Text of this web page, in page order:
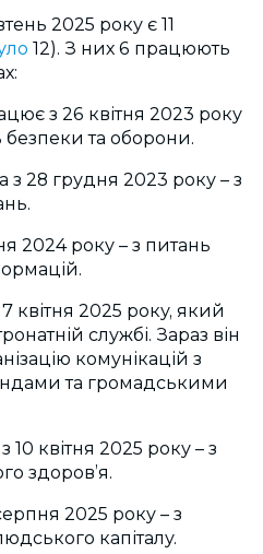
2025 року є 11
12). З них 6 працюють
з 26 квітня 2023 року
та оборони.
з 28 грудня 2023 року – з
2024 року – з питань
квітня 2025 року, який
службі. Зараз він
комунікацій з
та громадськими
10 квітня 2025 року – з
здоров’я.
2025 року – з
капіталу.